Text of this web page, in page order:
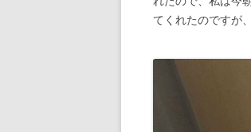
てくれたのですが